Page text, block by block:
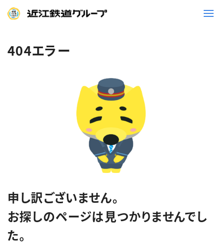
鉄道
観光・イベント情報
企業情報
404エラー
申し訳ございません。
お探しのページは見つかりませんでし
た。